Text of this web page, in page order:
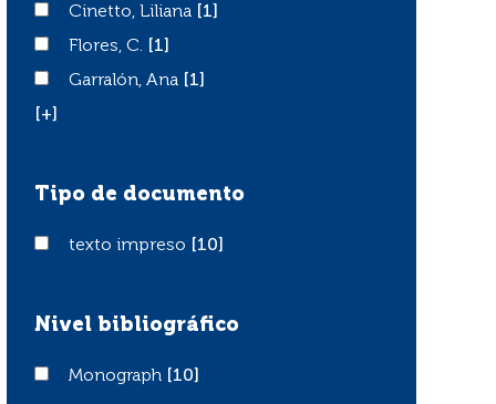
Cinetto, Liliana
Cinetto, Liliana
[1]
Flores, C.Flores, C.
[1]
Garralón, Ana
Garralón, Ana
[1]
[+]
Tipo de documento
texto impreso
texto impreso [10]
Nivel bibliográfico
Monograph
Monograph [10]